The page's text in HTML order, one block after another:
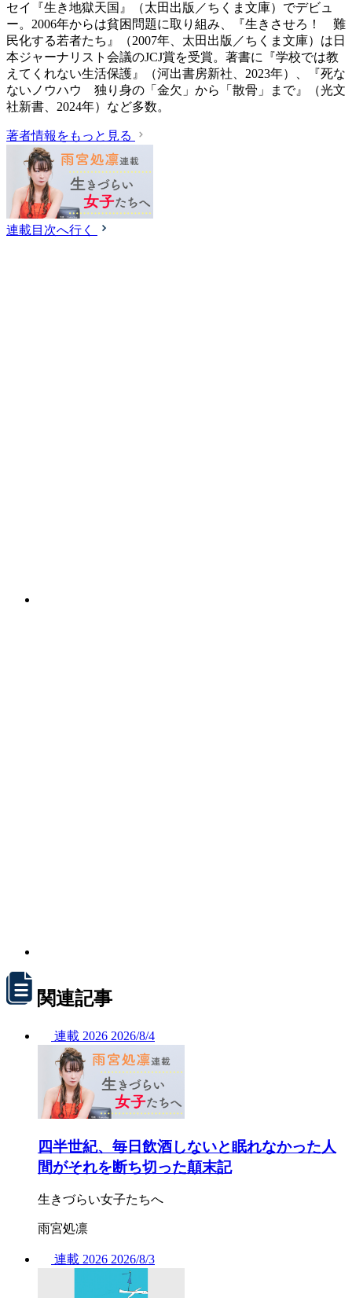
セイ『生き地獄天国』（太田出版／ちくま文庫）でデビュ
ー。2006年からは貧困問題に取り組み、『生きさせろ！ 難
民化する若者たち』（2007年、太田出版／ちくま文庫）は日
本ジャーナリスト会議のJCJ賞を受賞。著書に『学校では教
えてくれない生活保護』（‎河出書房新社、2023年）、『死な
ないノウハウ 独り身の「金欠」から「散骨」まで』（光文
社新書、2024年）など多数。
著者情報をもっと見る
連載目次へ行く
関連記事
連載 2026 2026/8/4
四半世紀、毎日飲酒しないと眠れなかった人
間がそれを断ち切った顛末記
生きづらい女子たちへ
雨宮処凛
連載 2026 2026/8/3